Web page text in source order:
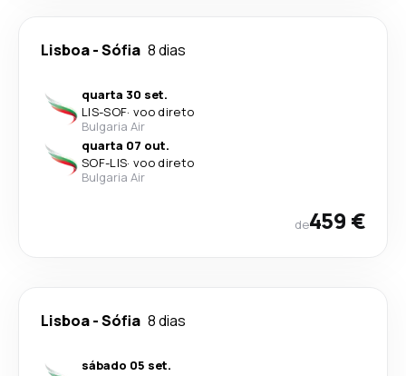
Lisboa-Sófia 8 dias
quarta 30 set.
LIS-SOF· voo direto
Bulgaria Air
quarta 07 out.
SOF-LIS· voo direto
Bulgaria Air
de459 €
Lisboa-Sófia 8 dias
sábado 05 set.